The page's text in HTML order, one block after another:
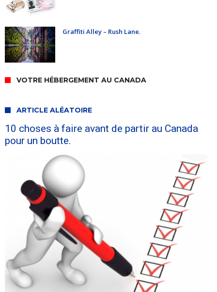
Graffiti Alley – Rush Lane.
VOTRE HÉBERGEMENT AU CANADA
ARTICLE ALÉATOIRE
10 choses à faire avant de partir au Canada
pour un boutte.